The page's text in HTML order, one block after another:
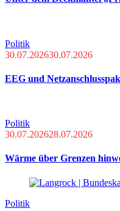
Politik
30.07.202630.07.2026
EEG und
Politik
30.07.202628.07.2026
Wärme über Grenzen
Politik